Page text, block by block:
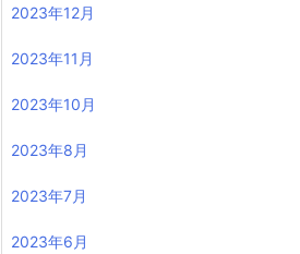
2023年12月
2023年11月
2023年10月
2023年8月
2023年7月
2023年6月